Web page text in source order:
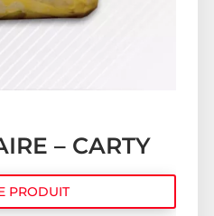
– CARTY
PRODUIT